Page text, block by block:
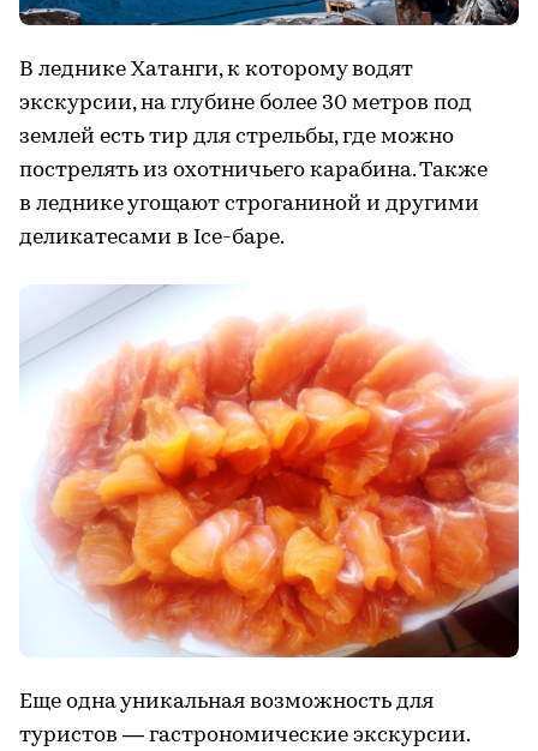
В леднике Хатанги, к которому водят
экскурсии, на глубине более 30 метров под
землей есть тир для стрельбы, где можно
пострелять из охотничьего карабина. Также
в леднике угощают строганиной и другими
деликатесами в Ice-баре.
Еще одна уникальная возможность для
туристов — гастрономические экскурсии.